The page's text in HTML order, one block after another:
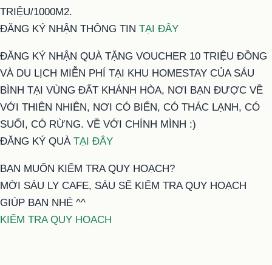
TRIỆU/1000M2.
ĐĂNG KÝ NHẬN THÔNG TIN TẠI ĐÂY
ĐĂNG KÝ NHẬN QUÀ TẶNG VOUCHER 10 TRIỆU ĐỒNG
VÀ DU LỊCH MIỄN PHÍ TẠI KHU HOMESTAY CỦA SÁU
BÌNH TẠI VÙNG ĐẤT KHÁNH HÒA, NƠI BẠN ĐƯỢC VỀ
VỚI THIÊN NHIÊN, NƠI CÓ BIỂN, CÓ THÁC LẠNH, CÓ
SUỐI, CÓ RỪNG. VỀ VỚI CHÍNH MÌNH :)
ĐĂNG KÝ QUÀ TẠI ĐÂY
BẠN MUỐN KIỂM TRA QUY HOẠCH?
MỜI SÁU LY CAFE, SÁU SẼ KIỂM TRA QUY HOẠCH
GIÚP BẠN NHÉ ^^
KIỂM TRA QUY HOẠCH